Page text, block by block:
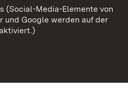
Cookies
(Social-Media-Elemente von
und Google werden auf der